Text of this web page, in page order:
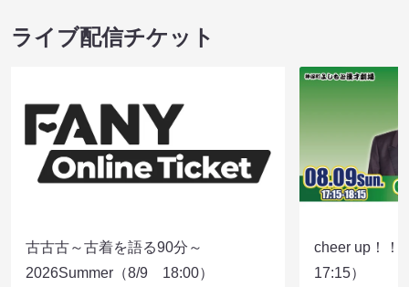
ライブ配信チケット
古古古～古着を語る90分～
2026Summer（8/9 18:00）
cheer up！
17:15）